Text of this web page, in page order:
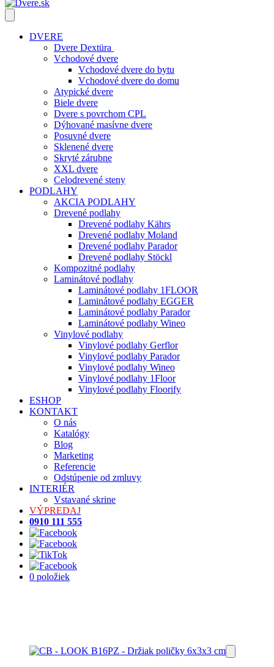
DVERE
Dvere Dextüra
Vchodové dvere
Vchodové dvere do bytu
Vchodové dvere do domu
Atypické dvere
Biele dvere
Dvere s povrchom CPL
Dýhované masívne dvere
Posuvné dvere
Sklenené dvere
Skryté zárubne
XXL dvere
Celodrevené steny
PODLAHY
AKCIA PODLAHY
Drevené podlahy
Drevené podlahy Kährs
Drevené podlahy Moland
Drevené podlahy Parador
Drevené podlahy Stöckl
Kompozitné podlahy
Laminátové podlahy
Laminátové podlahy 1FLOOR
Laminátové podlahy EGGER
Laminátové podlahy Parador
Laminátové podlahy Wineo
Vinylové podlahy
Vinylové podlahy Gerflor
Vinylové podlahy Parador
Vinylové podlahy Wineo
Vinylové podlahy 1Floor
Vinylové podlahy Floorify
ESHOP
KONTAKT
O nás
Katalógy
Blog
Marketing
Referencie
Odstúpenie od zmluvy
INTERIÉR
Vstavané skrine
VÝPREDAJ
0910 111 555
0 položiek